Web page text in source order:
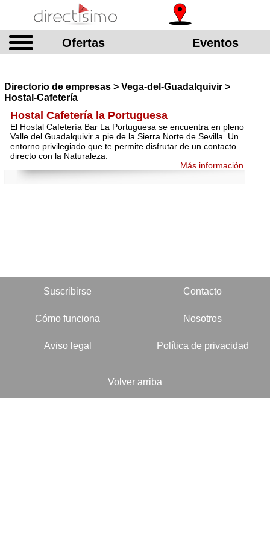
Ofertas Eventos
Directorio de empresas > Vega-del-Guadalquivir >
Hostal-Cafetería
Hostal Cafetería la Portuguesa
El Hostal Cafetería Bar La Portuguesa se encuentra en pleno
Valle del Guadalquivir a pie de la Sierra Norte de Sevilla. Un
entorno privilegiado que te permite disfrutar de un contacto
directo con la Naturaleza.
Más información
Suscribirse Contacto
Cómo funciona Nosotros
Aviso legal Política de privacidad
Volver arriba